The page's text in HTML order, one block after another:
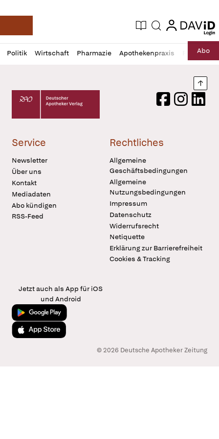
Deutsche Apotheker Zeitung
Aktuelle Ausgabe
Suche login
login
Politik Wirtschaft Pharmazie Apothekenpraxis RechtAbo
Profil
öffnen
Daz
Pur
Deutscher Apotheker Verlag Logo
FacebookInstagram
Service
Newsletter
Über uns
Kontakt
Mediadaten
Abo kündigen
RSS-Feed
Rechtliches
Allgemeine
Geschäftsbedingungen
Allgemeine
Nutzungsbedingungen
Impressum
Datenschutz
Widerrufsrecht
Netiquette
Erklärung zur Barrierefreiheit
Cookies & Tracking
Jetzt auch als App für iOS
und Android
Jetzt bei Google Play
Laden im App Store
© 2026 Deutsche Apotheker Zeitung